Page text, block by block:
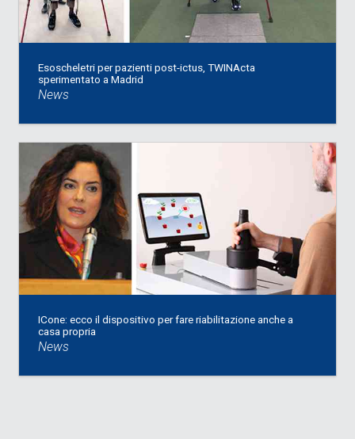
Esoscheletri per pazienti post-ictus, TWINActa
sperimentato a Madrid
News
ICone: ecco il dispositivo per fare riabilitazione anche a
casa propria
News